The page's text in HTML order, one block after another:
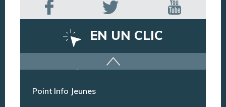
EN UN CLIC